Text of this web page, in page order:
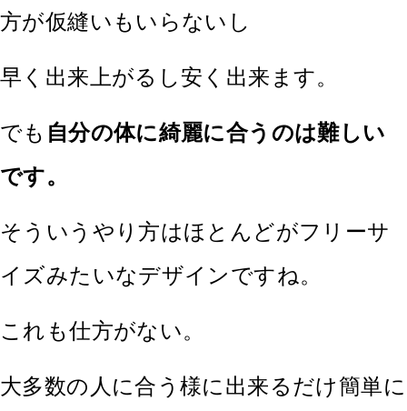
方が仮縫いもいらないし
早く出来上がるし安く出来ます。
でも 自分の体に綺麗に合うのは難しい
です。
そういうやり方はほとんどがフリーサ
イズみたいなデザインですね。
これも仕方がない。
大多数の人に合う様に出来るだけ簡単に